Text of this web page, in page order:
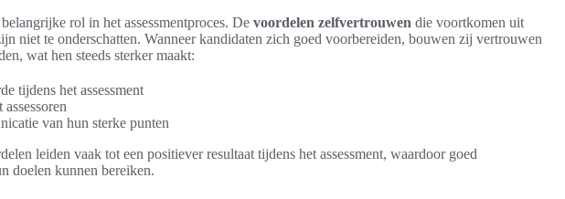
rol in het assessmentproces. De voordelen zelfvertrouwen die voortkomen uit
niet te onderschatten. Wanneer kandidaten zich goed voorbereiden, bouwen zij vertrouwen
wat hen steeds sterker maakt:
tijdens het assessment
van hun sterke punten
leiden vaak tot een positiever resultaat tijdens het assessment, waardoor goed
doelen kunnen bereiken.